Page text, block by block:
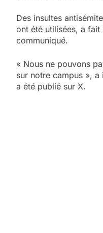
Des insultes
ont été utilisées, a fait
communiqué.
« Nous ne pouvons
sur notre campus »,
a été publié sur X.